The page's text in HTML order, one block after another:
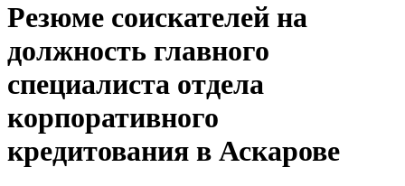
Резюме соискателей на
должность главного
специалиста отдела
корпоративного
кредитования в Аскарове